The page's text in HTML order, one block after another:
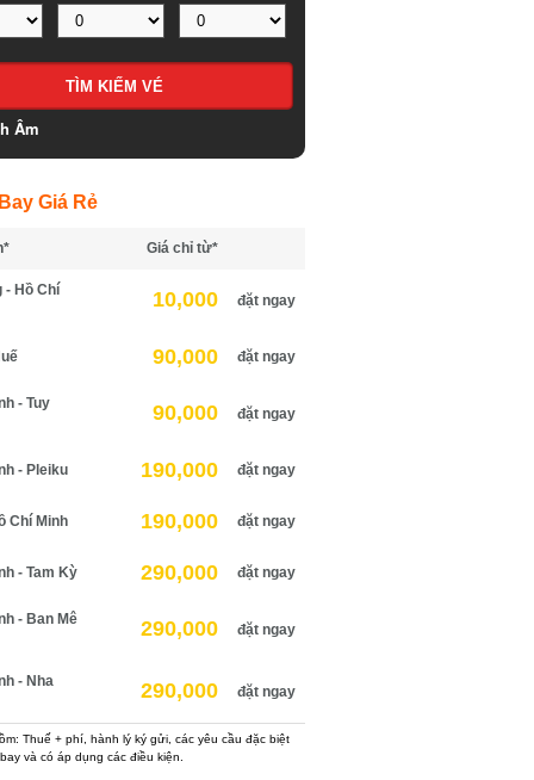
Âm
Giá Rẻ
Giá chỉ từ*
Hồ Chí
10,000 đặt ngay
90,000 đặt ngay
- Tuy
90,000 đặt ngay
- Pleiku 190,000 đặt ngay
Chí Minh 190,000 đặt ngay
- Tam Kỳ 290,000 đặt ngay
- Ban Mê
290,000 đặt ngay
- Nha
290,000 đặt ngay
Thuế + phí, hành lý ký gửi, các yêu cầu đặc biệt
và có áp dụng các điều kiện.